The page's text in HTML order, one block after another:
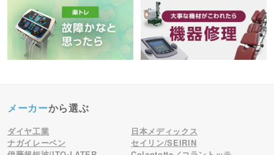
メーカーから選ぶ
ダイヤ工業
日本メディックス
ナガイレーベン
セイリン/SEIRIN